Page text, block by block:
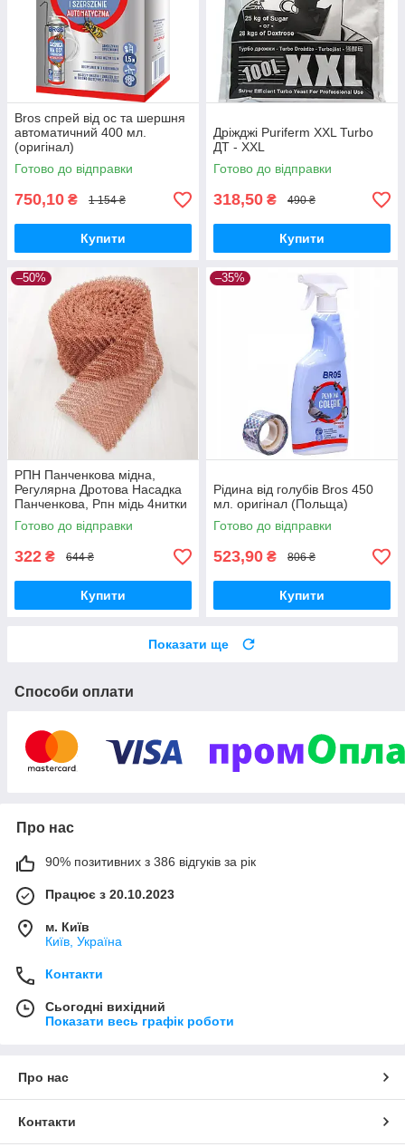
Bros спрей від ос та шершня
автоматичний 400 мл.
(оригінал)
Готово до відправки
750,10 ₴ 1 154 ₴
Купити
Дріжджі Puriferm XXL Turbo
ДТ - ХХL
Готово до відправки
318,50 ₴ 490 ₴
Купити
–50%
РПН Панченкова мідна,
Регулярна Дротова Насадка
Панченкова, Рпн мідь 4нитки
гофрований панчох — 1 м
Готово до відправки
322 ₴ 644 ₴
Купити
–35%
Рідина від голубів Bros 450
мл. оригінал (Польща)
Готово до відправки
523,90 ₴ 806 ₴
Купити
Показати ще
Способи оплати
Про нас
90% позитивних з 386 відгуків за рік
Працює з 20.10.2023
м. Київ
Київ, Україна
Контакти
Сьогодні вихідний
Показати весь графік роботи
Про нас
Контакти